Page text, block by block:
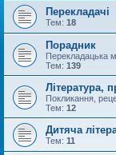
Перекладачі
Тем: 18
Порадник
Перекладацька
Тем: 139
Література,
Покликання,
Тем: 12
Дитяча
Тем: 11